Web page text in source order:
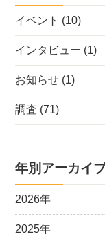
イベント (10)
インタビュー (1)
お知らせ (1)
調査 (71)
年別アーカイ
2026年
2025年